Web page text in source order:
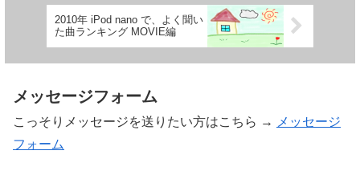
2010年 iPod nano で、よく聞い
た曲ランキング MOVIE編
メッセージフォーム
こっそりメッセージを送りたい方はこちら →
メッセージ
フォーム